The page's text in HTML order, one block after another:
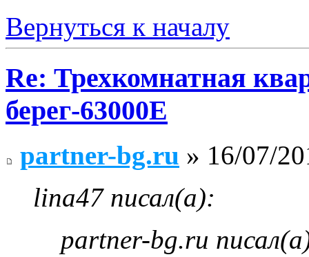
Вернуться к началу
Re: Трехкомнатная
берег-63000E
partner-bg.ru » 16/07/
lina47 писал(а):
partner-bg.ru